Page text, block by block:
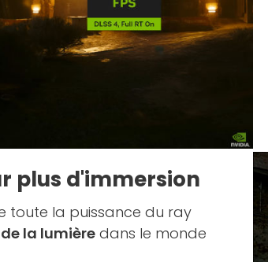
plus d'immersion
toute la puissance du ray
la lumière dans le monde